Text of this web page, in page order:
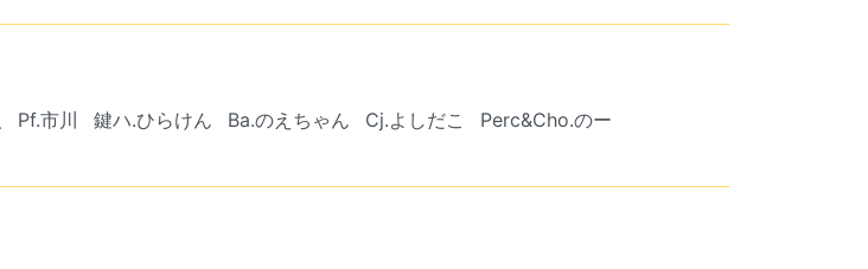
Pf.市川 鍵ハ.ひらけん Ba.のえちゃん Cj.よしだこ
Perc&Cho.のー